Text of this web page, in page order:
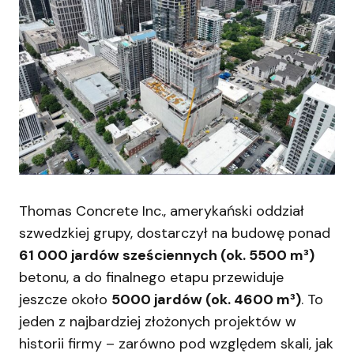
Thomas Concrete Inc., amerykański oddział
szwedzkiej grupy, dostarczył na budowę ponad
61 000 jardów sześciennych (ok. 5500 m³)
betonu, a do finalnego etapu przewiduje
jeszcze około 5000 jardów (ok. 4600 m³). To
jeden z najbardziej złożonych projektów w
historii firmy – zarówno pod względem skali, jak